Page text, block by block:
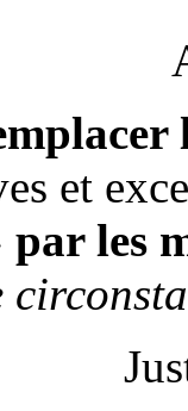
et
par les